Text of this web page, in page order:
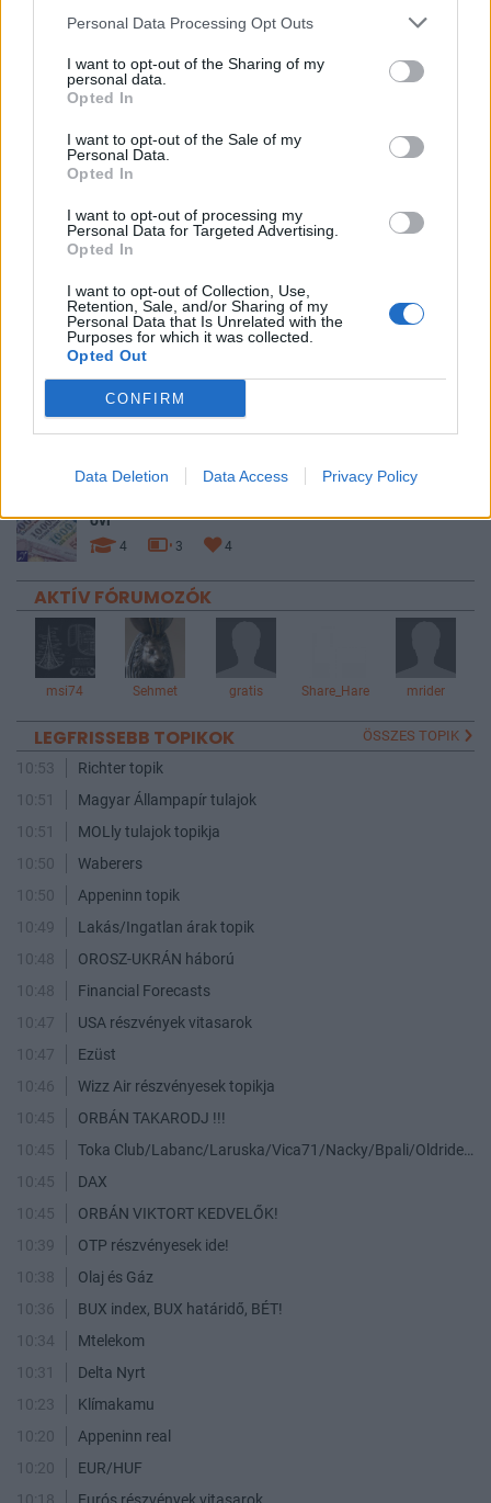
Personal Data Processing Opt Outs
I want to opt-out of the Sharing of my
personal data.
Opted In
I want to opt-out of the Sale of my
Personal Data.
Opted In
I want to opt-out of processing my
Personal Data for Targeted Advertising.
Opted In
I want to opt-out of Collection, Use,
Retention, Sale, and/or Sharing of my
Personal Data that Is Unrelated with the
Purposes for which it was collected.
Opted Out
CONFIRM
Data Deletion Data Access Privacy Policy
másnap délutánra a papírhoz képest rendkívűl magas délelötti
forgalmat,visszaadják délutan. És akkor realizalni a papírt hiaba
hitted még egy óraja,hogy ez most igen jó lesz. :) de ha nem akkor
további jó álmodozásokat a piacon :)
0 Válasz erre
poreci
2018. 07. 24. 11:50
Előzmény:#358d_mode
pozició felvételeket, hogy igazoljam az internet arctalan tömege
előtt saját magam nagyságát - mint teszik azt egy ketten...:-)
0
TOPIK GAZDA
ovi
4 3 4
AKTÍV FÓRUMOZÓK
msi74 Sehmet gratis Share_Hare mrider
LEGFRISSEBB TOPIKOK ÖSSZES TOPIK
10:53
Richter topik
10:51
Magyar Állampapír tulajok
10:51
MOLly tulajok topikja
10:50
Waberers
10:50
Appeninn topik
10:49
Lakás/Ingatlan árak topik
10:48
OROSZ-UKRÁN háború
10:48
Financial Forecasts
10:47
USA részvények vitasarok
10:47
Ezüst
10:46
Wizz Air részvényesek topikja
10:45
ORBÁN TAKARODJ !!!
10:45
Toka Club/Labanc/Laruska/Vica71/Nacky/Bpali/Oldrider/Josefernando/Mcbull/Kawaszabi
10:45
DAX
10:45
ORBÁN VIKTORT KEDVELŐK!
10:39
OTP részvényesek ide!
10:38
Olaj és Gáz
10:36
BUX index, BUX határidő, BÉT!
10:34
Mtelekom
10:31
Delta Nyrt
10:23
Klímakamu
10:20
Appeninn real
10:20
EUR/HUF